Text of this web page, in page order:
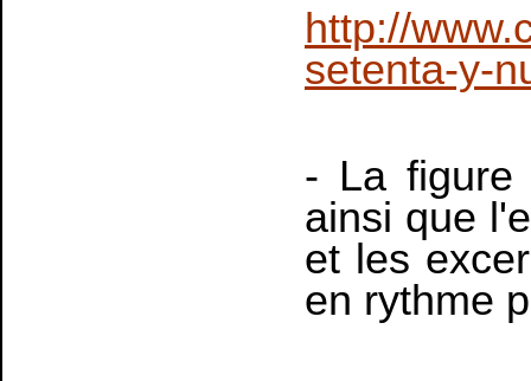
http://
setenta-y-
- La
ainsi que
et les
en rythme